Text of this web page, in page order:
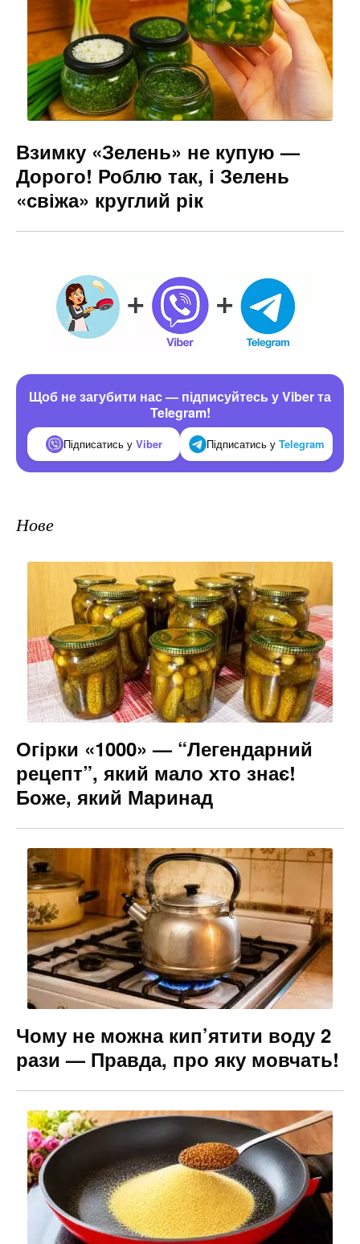
Взимку «Зелень» не купую —
Дорого! Роблю так, і Зелень
«свіжа» круглий рік
Щоб не загубити нас — підписуйтесь у Viber та
Telegram!
Підписатись у Viber Підписатись у Telegram
Нове
Огірки «1000» — “Легендарний
рецепт”, який мало хто знає!
Боже, який Маринад
Чому не можна кип’ятити воду 2
рази — Правда, про яку мовчать!